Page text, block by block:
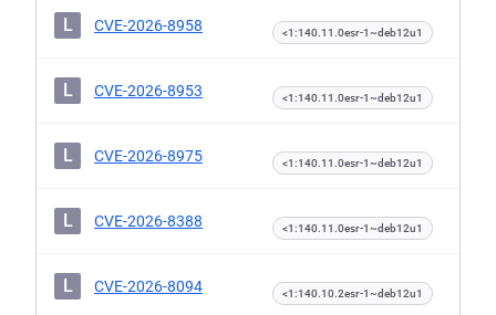
L CVE-2026-8958 <1:140.11.0esr-1~deb12u1
L CVE-2026-8953 <1:140.11.0esr-1~deb12u1
L CVE-2026-8975 <1:140.11.0esr-1~deb12u1
L CVE-2026-8388 <1:140.11.0esr-1~deb12u1
L CVE-2026-8094 <1:140.10.2esr-1~deb12u1